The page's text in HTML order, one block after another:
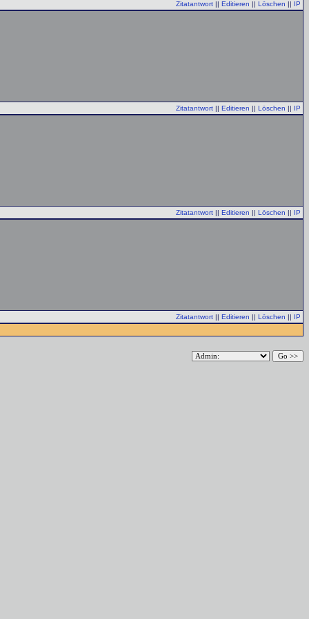
Zitatantwort || Editieren || Löschen || IP
Zitatantwort || Editieren || Löschen || IP
Zitatantwort || Editieren || Löschen || IP
Zitatantwort || Editieren || Löschen || IP